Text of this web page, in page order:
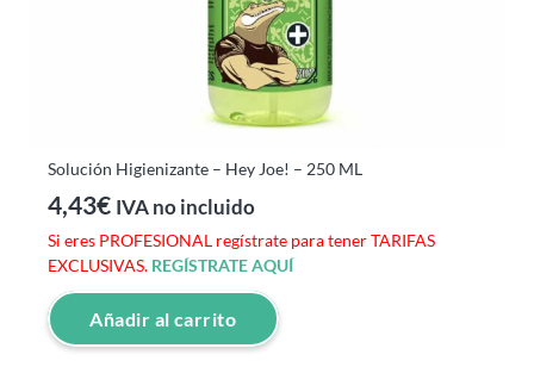
Solución Higienizante – Hey Joe! – 250 ML
4,43€ IVA no incluido
Si eres PROFESIONAL regístrate para tener TARIFAS
EXCLUSIVAS. REGÍSTRATE AQUÍ
Añadir al carrito